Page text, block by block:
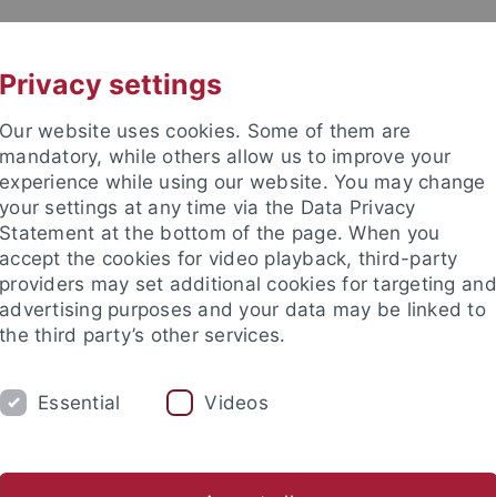
FORSCHUNG
Privacy settings
Our website uses cookies. Some of them are
mandatory, while others allow us to improve your
experience while using our website. You may change
your settings at any time via the Data Privacy
Statement at the bottom of the page. When you
accept the cookies for video playback, third-party
providers may set additional cookies for targeting and
advertising purposes and your data may be linked to
the third party’s other services.
Essential Videos